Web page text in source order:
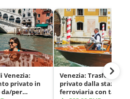
Venezia:
privato in
per
Venezia: Trasferimento
privato dalla stazione
ferroviaria con taxi